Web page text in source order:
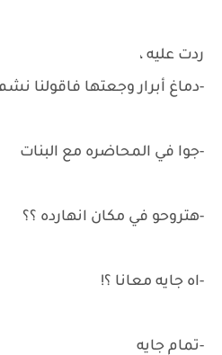
ردت عليه ،
-دماغ أبرار وجعتها فاقولنا
-جوا في المحاضره مع البنات
-هتروحو في مكان انهارده ؟؟
-اه جايه معانا ؟!
-تمام جايه